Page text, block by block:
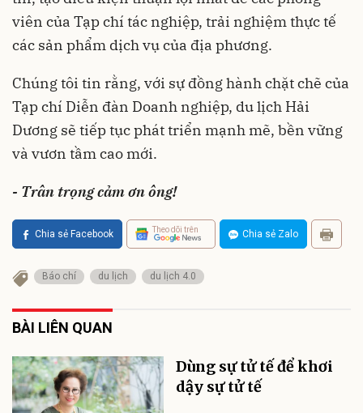
viên của Tạp chí tác nghiệp, trải nghiệm thực tế
các sản phẩm dịch vụ của địa phương.
Chúng tôi tin rằng, với sự đồng hành chặt chẽ của
Tạp chí Diễn đàn Doanh nghiệp, du lịch Hải
Dương sẽ tiếp tục phát triển mạnh mẽ, bền vững
và vươn tầm cao mới.
- Trân trọng cảm ơn ông!
Chia sẻ Facebook Theo dõi trên Chia sẻ Zalo
Báo chí du lịch du lịch 4.0
BÀI LIÊN QUAN
Dùng sự tử tế để khơi
dậy sự tử tế